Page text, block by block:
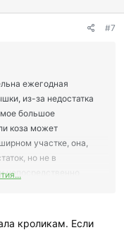
#7
ежегодная
из-за недостатка
большое
коза может
участке, она,
но не в
непосредственно
кроликам. Если